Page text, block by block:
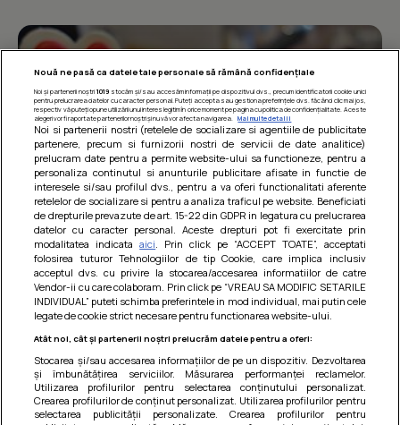
Barcute din vinete cu arpagic rosu
Un deliciu usor de preparat!
Nouă ne pasă ca datele tale personale să rămână confidențiale
Noi și partenerii noștri 1019stocăm și/sau accesăm informații pe dispozitivul dvs., precum identificatorii cookie unici
pentru prelucrarea datelor cu caracter personal. Puteți accepta sau gestiona preferințele dvs. făcând clic mai jos,
respectiv vă puteți opune utilizării unui interes legitim în orice moment pe pagina cu politica de confidențialitate. Aceste
alegeri vor fi raportate partenerilor noștri și nu vă vor afecta navigarea.
Mai multe detalii
Noi si partenerii nostri (retelele de socializare si agentiile de publicitate
partenere, precum si furnizorii nostri de servicii de date analitice)
prelucram date pentru a permite website-ului sa functioneze, pentru a
personaliza continutul si anunturile publicitare afisate in functie de
interesele si/sau profilul dvs., pentru a va oferi functionalitati aferente
retelelor de socializare si pentru a analiza traficul pe website. Beneficiati
de drepturile prevazute de art. 15-22 din GDPR in legatura cu prelucrarea
datelor cu caracter personal. Aceste drepturi pot fi exercitate prin
modalitatea indicataaici . Prin click pe “ACCEPT TOATE”, acceptati
folosirea tuturor Tehnologiilor de tip Cookie, care implica inclusiv
acceptul dvs. cu privire la stocarea/accesarea informatiilor de catre
Vendor-ii cu care colaboram. Prin click pe “VREAU SA MODIFIC SETARILE
INDIVIDUAL” puteti schimba preferintele in mod individual, mai putin cele
legate de cookie strict necesare pentru functionarea website-ului.
Atât noi, cât și partenerii noștri prelucrăm datele pentru a oferi:
Stocarea și/sau accesarea informațiilor de pe un dispozitiv. Dezvoltarea
și îmbunătățirea serviciilor. Măsurarea performanței reclamelor.
Utilizarea profilurilor pentru selectarea conținutului personalizat.
Crearea profilurilor de conținut personalizat. Utilizarea profilurilor pentru
selectarea publicității personalizate. Crearea profilurilor pentru